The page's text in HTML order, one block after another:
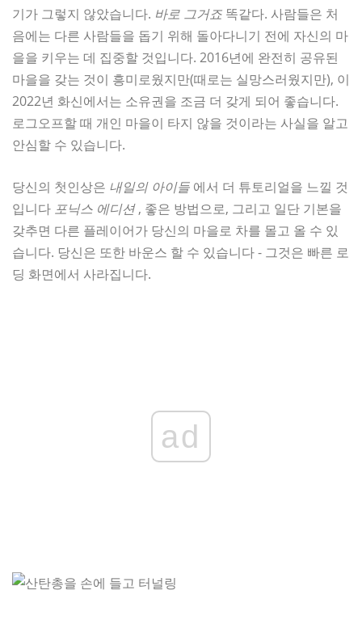
기가 그렇지 않았습니다. 바로 그거죠 똑같다. 사람들은 처
음에는 다른 사람들을 돕기 위해 돌아다니기 전에 자신의 마
을을 키우는 데 집중할 것입니다. 2016년에 완전히 공유된
마을을 갖는 것이 흥미로웠지만(때로는 실망스러웠지만), 이
2022년 화신에서는 소유권을 조금 더 갖게 되어 좋습니다.
로그오프할 때 개인 마을이 타지 않을 것이라는 사실을 알고
안심할 수 있습니다.
당신의 첫인상은 내일의 아이들 에서 더 튜토리얼을 느낄 것
입니다 포닉스 에디션, 좋은 방법으로, 그리고 일단 기본을
갖추면 다른 플레이어가 당신의 마을로 차를 몰고 올 수 있
습니다. 당신은 또한 바운스 할 수 있습니다 - 그것은 빠른 로
딩 화면에서 사라집니다.
ad